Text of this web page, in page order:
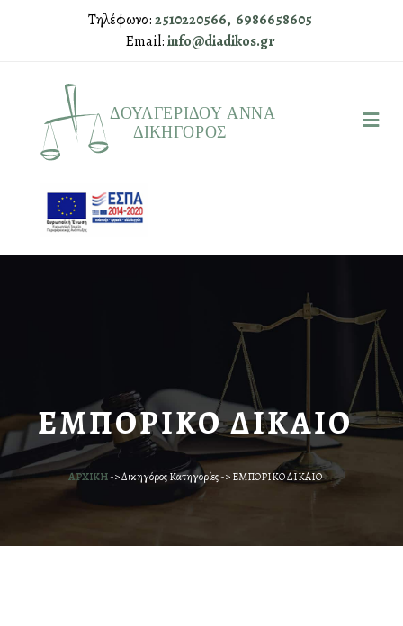
Τηλέφωνο:2510220566, 6986658605
Email:info@diadikos.gr
ΕΜΠΟΡΙΚΟ ΔΙΚΑΙΟ
ΑΡΧΙΚΗ->Δικηγόρος Κατηγορίες->ΕΜΠΟΡΙΚΟ ΔΙΚΑΙΟ